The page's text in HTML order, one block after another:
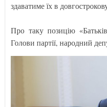
здаватиме їх в
Про таку позицію
Голови партії, народний